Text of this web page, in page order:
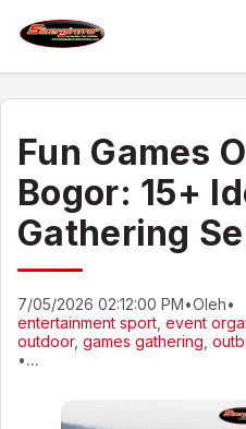
Fun Games
Bogor: 15+
Gathering
7/05/2026 02:12:00 PM•Oleh•
entertainment sport event
outdoor, games gathering
•...